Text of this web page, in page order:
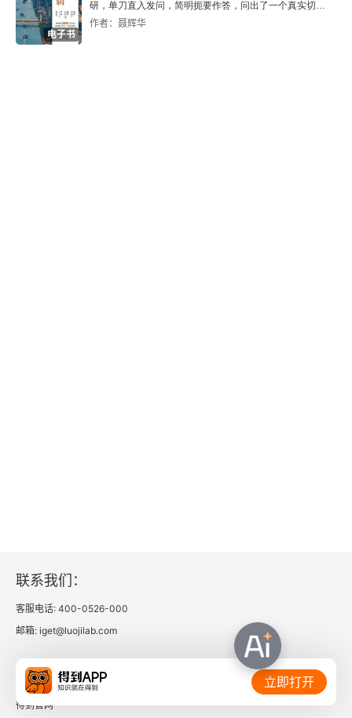
电子书
研，单刀直入发问，简明扼要作答，问出了一个真实切近
的基层中国。
作者：聂辉华
联系我们：
客服电话: 400-0526-000
邮箱: iget@luojilab.com
相关链接：
得到官网
立即打开